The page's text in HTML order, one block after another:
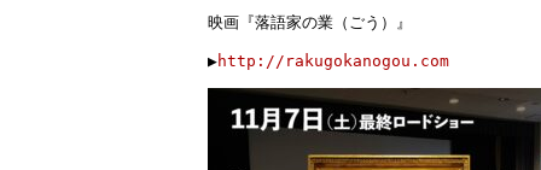
映画『落語家の業（ごう）』
▶︎http://rakugokanogou.com